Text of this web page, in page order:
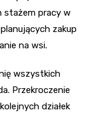
stażem pracy w
zakup
na wsi.
wszystkich
Przekroczenie
działek